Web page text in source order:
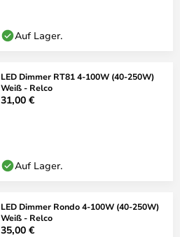
Auf Lager.
LED Dimmer RT81 4-100W (40-250W)
Weiß - Relco
31,00 €
Auf Lager.
LED Dimmer Rondo 4-100W (40-250W)
Weiß - Relco
35,00 €